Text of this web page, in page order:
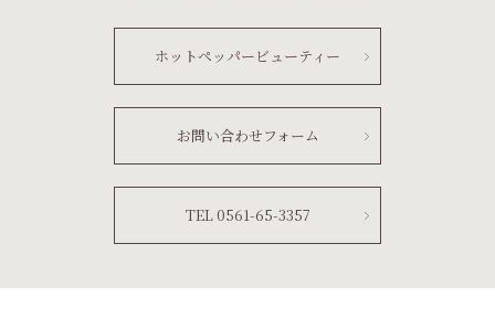
ホットペッパービューティー
お問い合わせフォーム
TEL 0561-65-3357